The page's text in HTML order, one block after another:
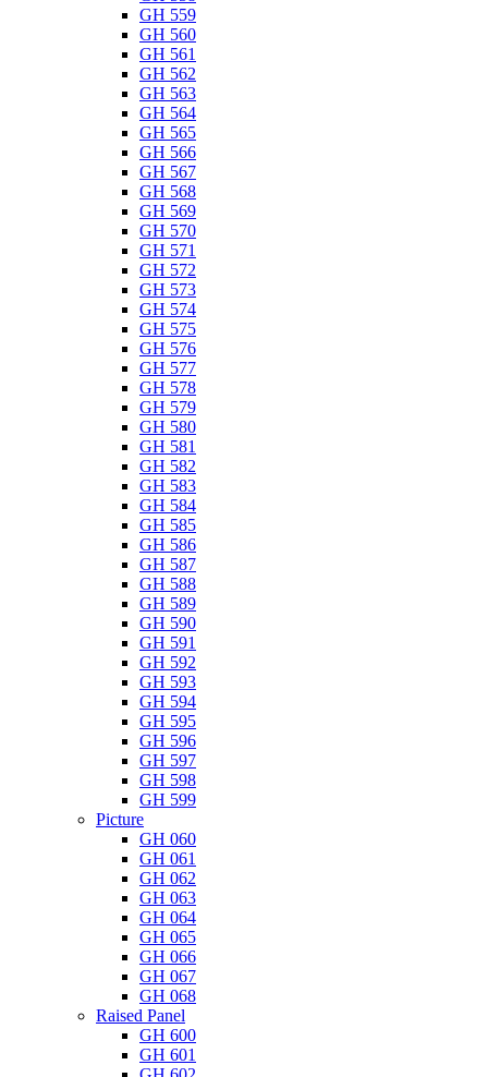
GH 559
GH 560
GH 561
GH 562
GH 563
GH 564
GH 565
GH 566
GH 567
GH 568
GH 569
GH 570
GH 571
GH 572
GH 573
GH 574
GH 575
GH 576
GH 577
GH 578
GH 579
GH 580
GH 581
GH 582
GH 583
GH 584
GH 585
GH 586
GH 587
GH 588
GH 589
GH 590
GH 591
GH 592
GH 593
GH 594
GH 595
GH 596
GH 597
GH 598
GH 599
Picture
GH 060
GH 061
GH 062
GH 063
GH 064
GH 065
GH 066
GH 067
GH 068
Raised Panel
GH 600
GH 601